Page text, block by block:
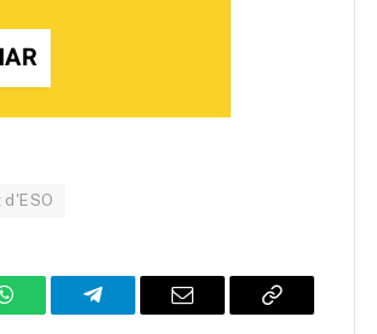
d'ESO
WhatsAppTelegram Email
Copy